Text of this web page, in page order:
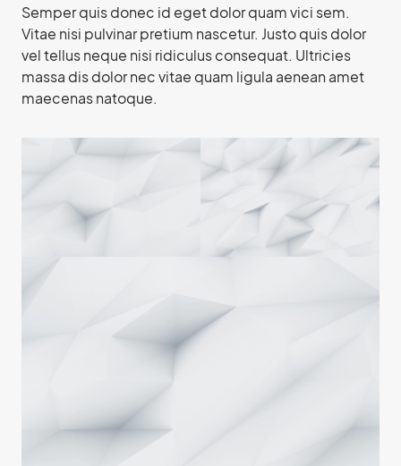
Semper quis donec id eget dolor quam vici sem.
Vitae nisi pulvinar pretium nascetur. Justo quis dolor
vel tellus neque nisi ridiculus consequat. Ultricies
massa dis dolor nec vitae quam ligula aenean amet
maecenas natoque.